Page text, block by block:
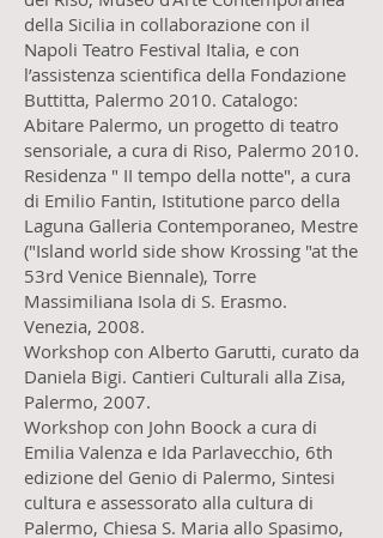
della Sicilia in collaborazione con il
Napoli Teatro Festival Italia, e con
l’assistenza scientifica della Fondazione
Buttitta, Palermo 2010. Catalogo:
Abitare Palermo, un progetto di teatro
sensoriale, a cura di Riso, Palermo 2010.
Residenza " II tempo della notte", a cura
di Emilio Fantin, Istitutione parco della
Laguna Galleria Contemporaneo, Mestre
("Island world side show Krossing "at the
53rd Venice Biennale), Torre
Massimiliana Isola di S. Erasmo.
Venezia, 2008.
Workshop con Alberto Garutti, curato da
Daniela Bigi. Cantieri Culturali alla Zisa,
Palermo, 2007.
Workshop con John Boock a cura di
Emilia Valenza e Ida Parlavecchio, 6th
edizione del Genio di Palermo, Sintesi
cultura e assessorato alla cultura di
Palermo, Chiesa S. Maria allo Spasimo,